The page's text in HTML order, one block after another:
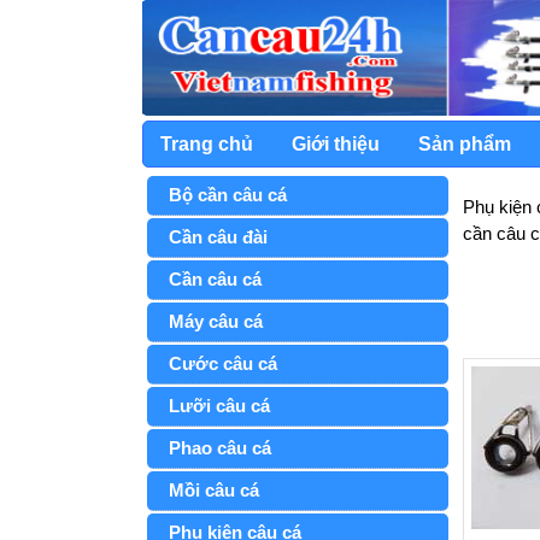
Trang chủ Giới thiệu Sản phẩm
Bộ cần câu cá
Cần câu đài
Cần câu cá
Máy câu cá
Cước câu cá
Lưỡi câu cá
Phao câu cá
Mồi câu cá
Phụ kiện câu cá
Phụ kiện
cần câu